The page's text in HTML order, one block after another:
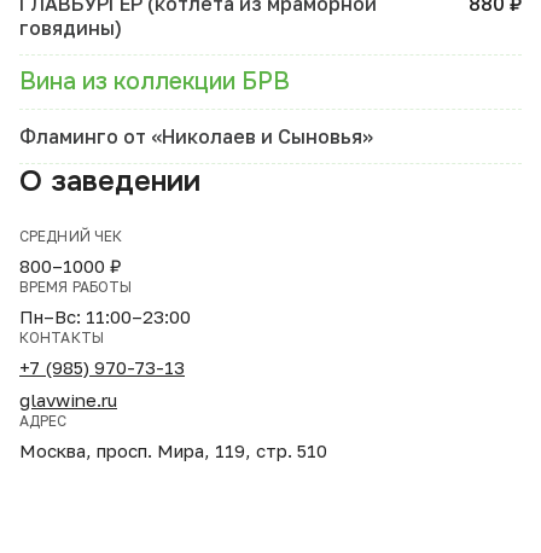
говядины)
Вина из коллекции БРВ
Фламинго от «Николаев и Сыновья»
О заведении
СРЕДНИЙ ЧЕК
800–1000 ₽
ВРЕМЯ РАБОТЫ
Пн–Вс: 11:00–23:00
КОНТАКТЫ
+7 (985) 970-73-13
glavwine.ru
АДРЕС
Москва, просп. Мира, 119, стр. 510